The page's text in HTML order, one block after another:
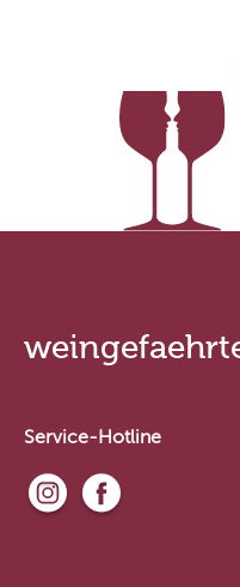
Service-Hotline